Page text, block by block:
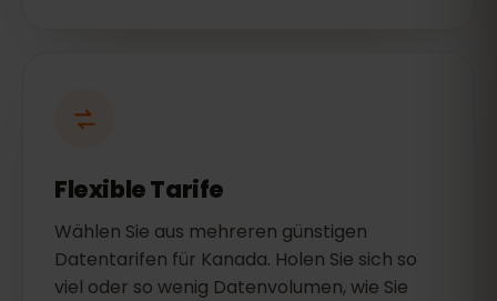
Flexible Tarife
Wählen Sie aus mehreren günstigen
Datentarifen für Kanada. Holen Sie sich so
viel oder so wenig Datenvolumen, wie Sie